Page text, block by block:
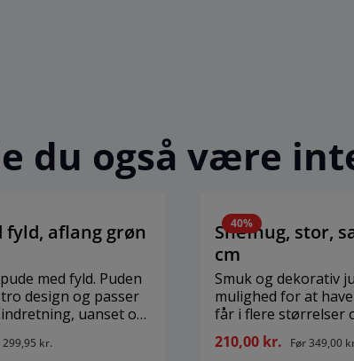
du også være
fyld, aflang grøn
med fyld. Puden
design og passer
uanset om
stramme linjer
Brand: La
299,95 kr.
40%
Snefnug, stor,
cm
Smuk og dekorativ
mulighed for at have lys i.
får i flere størrelser
Uden fatning, 3,5 m
ophæng - sælges separat. Brand:
210,00 kr. Før349,00